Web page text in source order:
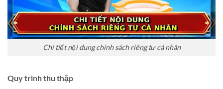
Chi tiết nội dung chính sách riêng tư cá nhân
Quy trình thu thập